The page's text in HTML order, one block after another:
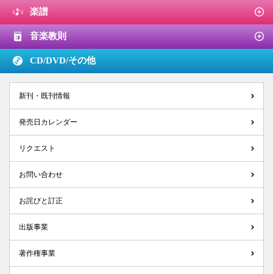
楽譜
音楽教則
CD/DVD/その他
新刊・既刊情報
発売日カレンダー
リクエスト
お問い合わせ
お詫びと訂正
出版事業
著作権事業